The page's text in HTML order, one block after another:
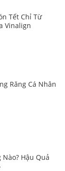
Tết Chỉ Từ
Vinalign
Răng Cá Nhân
Nào? Hậu Quả